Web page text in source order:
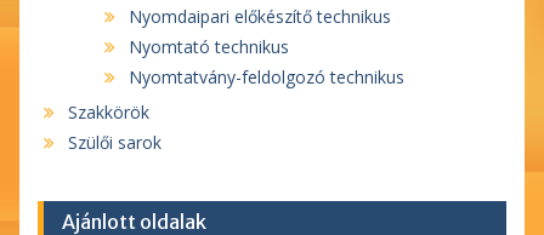
Nyomdaipari előkészítő technikus
Nyomtató technikus
Nyomtatvány-feldolgozó technikus
Szakkörök
Szülői sarok
Ajánlott oldalak